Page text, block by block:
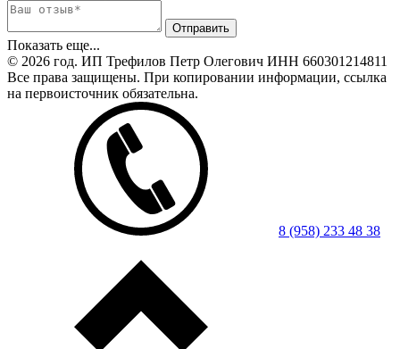
Показать еще...
© 2026 год. ИП Трефилов Петр Олегович ИНН 660301214811
Все права защищены. При копировании информации, ссылка
на первоисточник обязательна.
8 (958) 233 48 38